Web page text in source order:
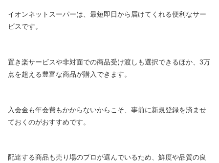
イオンネットスーパーは、最短即日から届けてくれる便利なサー
ビスです。
置き楽サービスや非対面での商品受け渡しも選択できるほか、3万
点を超える豊富な商品が購入できます。
入会金も年会費もかからないからこそ、事前に新規登録を済ませ
ておくのがおすすめです。
配達する商品も売り場のプロが選んでいるため、鮮度や品質の良